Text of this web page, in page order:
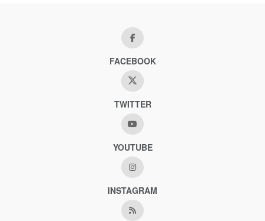
FACEBOOK
TWITTER
YOUTUBE
INSTAGRAM